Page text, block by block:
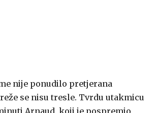
nije ponudilo pretjerana
se nisu tresle. Tvrdu utakmicu